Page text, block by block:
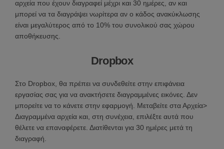
αρχεία που έχουν διαγραφεί μέχρι και 30 ημέρες, αν και
μπορεί να τα διαγράψει νωρίτερα αν ο κάδος ανακύκλωσης
είναι μεγαλύτερος από το 10% του συνολικού σας χώρου
αποθήκευσης.
Dropbox
Στο Dropbox, θα πρέπει να συνδεθείτε στην επιφάνεια
εργασίας σας για να ανακτήσετε διαγραμμένες εικόνες. Δεν
μπορείτε να το κάνετε στην εφαρμογή. Μεταβείτε στα Αρχεία>
Διαγραμμένα αρχεία και, στη συνέχεια, επιλέξτε αυτά που
θέλετε να επαναφέρετε. Διατίθενται για 30 ημέρες μετά τη
διαγραφή.